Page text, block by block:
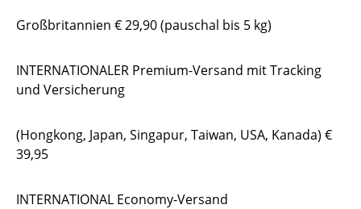
Großbritannien € 29,90 (pauschal bis 5 kg)
INTERNATIONALER Premium-Versand mit Tracking
und Versicherung
(Hongkong, Japan, Singapur, Taiwan, USA, Kanada) €
39,95
INTERNATIONAL Economy-Versand